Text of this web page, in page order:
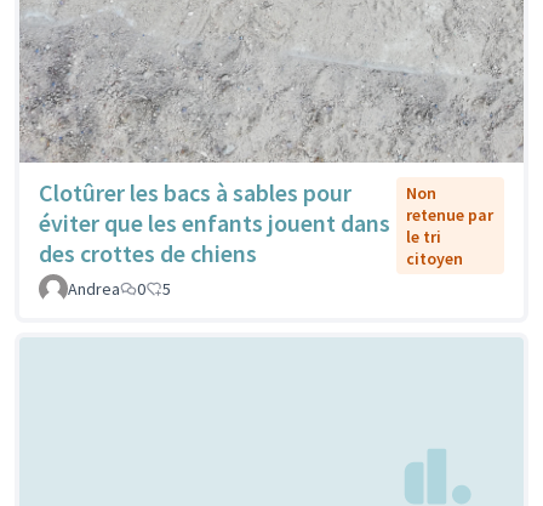
Clotûrer les bacs à sables pour
éviter que les enfants jouent dans
des crottes de chiens
Non
retenue par
le tri
citoyen
Andrea
0 5